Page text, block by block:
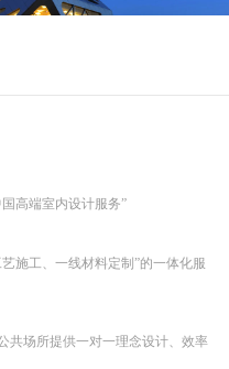
高端室内设计服务”
施工、一线材料定制”的一体化服
共场所提供一对一理念设计、效率